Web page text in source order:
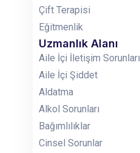
Çift Terapisi
Eğitmenlik
Uzmanlık Alanı
Aile İçi İletişim Sorunları
Aile İçi Şiddet
Aldatma
Alkol Sorunları
Bağımlılıklar
Cinsel Sorunlar